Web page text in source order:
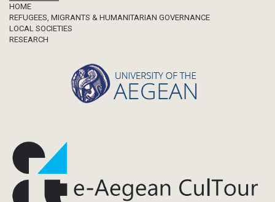
Footer
HOME
REFUGEES, MIGRANTS & HUMANITARIAN GOVERNANCE
LOCAL SOCIETIES
RESEARCH